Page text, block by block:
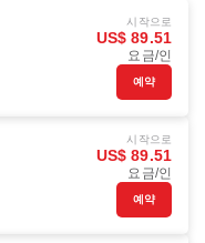
시작으로
US$ 89.51
요금/인
예약
시작으로
US$ 89.51
요금/인
예약